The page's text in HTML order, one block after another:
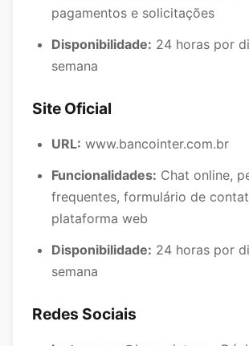
pagamentos e solicitações
Disponibilidade: 24 horas por
semana
Site Oficial
URL: www.bancointer.com.br
Funcionalidades: Chat online,
frequentes, formulário de
plataforma web
Disponibilidade: 24 horas por
semana
Redes Sociais